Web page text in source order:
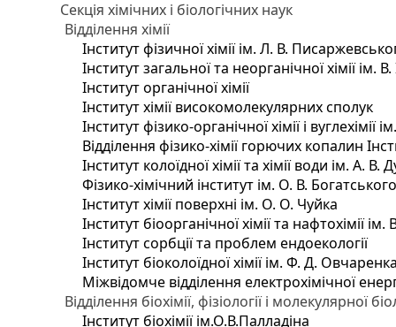
Секція хімічних і біологічних наук
Відділення хімії
Інститут фізичної хімії ім. Л. В.
Інститут загальної та неорганічної хімії ім.
Інститут органічної хімії
Інститут хімії високомолекулярних сполук
Інститут фізико-органічної хімії і
Відділення фізико-хімії горючих копалин
Інститут колоїдної хімії та хімії води ім. А.
Фізико-хімічний інститут ім. О. В.
Інститут хімії поверхні ім. О. О. Чуйка
Інститут біоорганічної хімії та нафтохімії
Інститут сорбції та проблем ендоекології
Інститут біоколоїдної хімії ім. Ф. Д.
Міжвідомче відділення електрохімічної
Відділення біохімії, фізіології і молекулярної
Інститут біохімії ім.О.В.Палладіна